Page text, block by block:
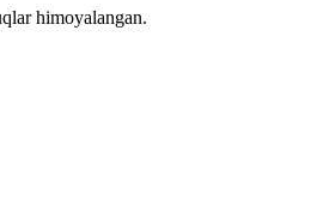
himoyalangan.